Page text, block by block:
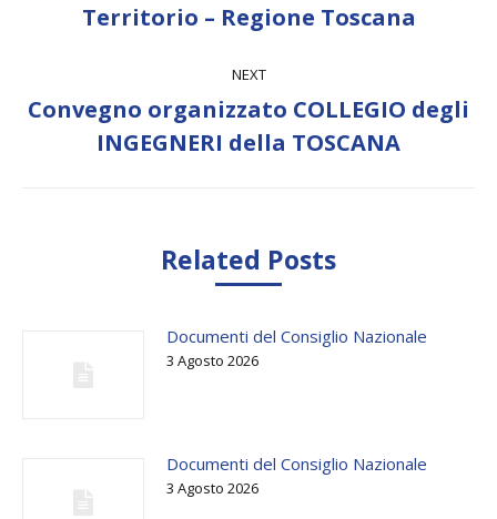
Territorio – Regione Toscana
NEXT
Next
post:
Convegno organizzato COLLEGIO degli
INGEGNERI della TOSCANA
Related Posts
Documenti del Consiglio Nazionale
3 Agosto 2026
Documenti del Consiglio Nazionale
3 Agosto 2026